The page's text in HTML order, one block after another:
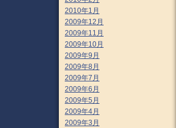
2010年1月
2009年12月
2009年11月
2009年10月
2009年9月
2009年8月
2009年7月
2009年6月
2009年5月
2009年4月
2009年3月